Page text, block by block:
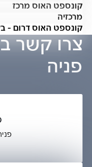
קונספט האוס מרכז
מרכזיה
קונספט האוס דרום -
צרו קשר
פניה